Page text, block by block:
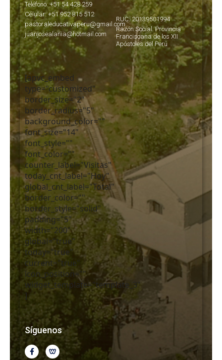
Teléfono: +51 54 428 259
Célular: +51 952 815 512
pastoraleducativaperu@gmail.com
juanjosealania@hotmail.com
RUC: 20139501994
Razón Social: Provincia
Franciscana de los XII
Apóstoles del Perú
[apvc_embed
type="customized"
border_size="2"
border_radius="5"
background_color=""
font_size="14"
font_style=""
font_color=""
counter_label="Visitas"
today_cnt_label="Hoy"
global_cnt_label="Total"
border_color=""
border_style="solid"
padding="5"
width="200"
global="true"
today="true"
current="true"
icon_position=""
widget_template="template_3"
]
Síguenos